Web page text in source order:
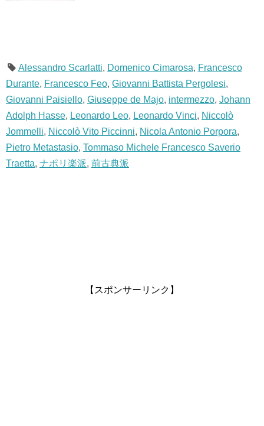
Alessandro Scarlatti, Domenico Cimarosa, Francesco
Durante, Francesco Feo, Giovanni Battista Pergolesi,
Giovanni Paisiello, Giuseppe de Majo, intermezzo, Johann
Adolph Hasse, Leonardo Leo, Leonardo Vinci, Niccolò
Jommelli, Niccolò Vito Piccinni, Nicola Antonio Porpora,
Pietro Metastasio, Tommaso Michele Francesco Saverio
Traetta, ナポリ楽派, 前古典派
【スポンサーリンク】